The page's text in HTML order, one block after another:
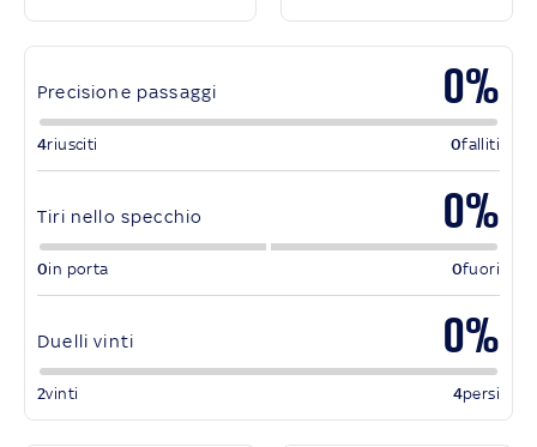
Precisione passaggi 0%
4riusciti 0falliti
Tiri nello specchio 0%
0in porta 0fuori
Duelli vinti 0%
2vinti 4persi